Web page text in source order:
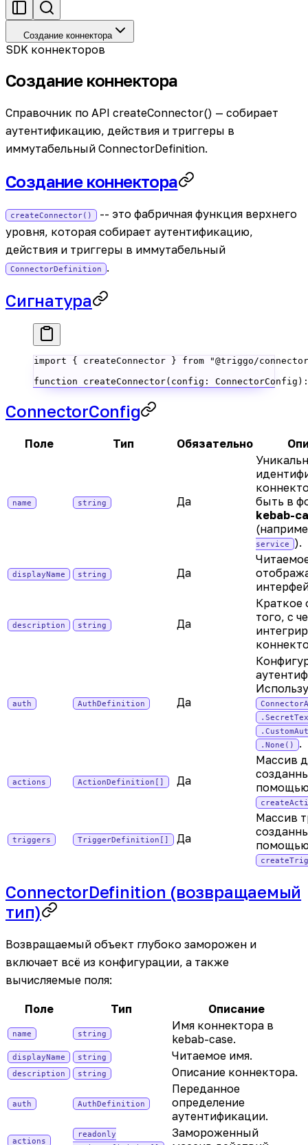
Создание коннектора
SDK коннекторов
Создание коннектора
Справочник по API createConnector() — собирает
аутентификацию, действия и триггеры в
иммутабельный ConnectorDefinition.
Создание коннектора
createConnector()
-- это фабричная функция верхнего
уровня, которая собирает аутентификацию,
действия и триггеры в иммутабельный
ConnectorDefinition .
Сигнатура
import { createConnector } from "@triggo/
function createConnector( config : ConnectorConfig ) :
ConnectorConfig
Поле Тип Обязательно
name string Да
быть в
kebab-
service ).
displayName string Да
description string Да
Краткое
того, с
auth AuthDefinition Да
.None()
.
actions ActionDefinition[] Да
Массив
triggers TriggerDefinition[] Да
Массив
ConnectorDefinition (возвращаемый
тип)
Возвращаемый объект глубоко заморожен и
включает всё из конфигурации, а также
вычисляемые поля:
Поле Тип Описание
name string
Имя коннектора в
kebab-case.
displayName string Читаемое имя.
description string Описание коннектора.
auth AuthDefinition
Переданное
определение
аутентификации.
actions
readonly
Замороженный